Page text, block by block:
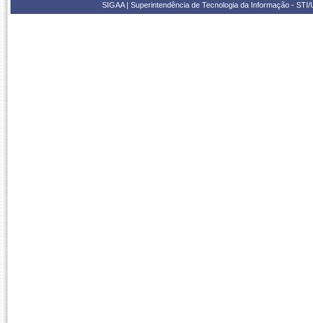
SIGAA | Superintendência de Tecnologia da Informação -